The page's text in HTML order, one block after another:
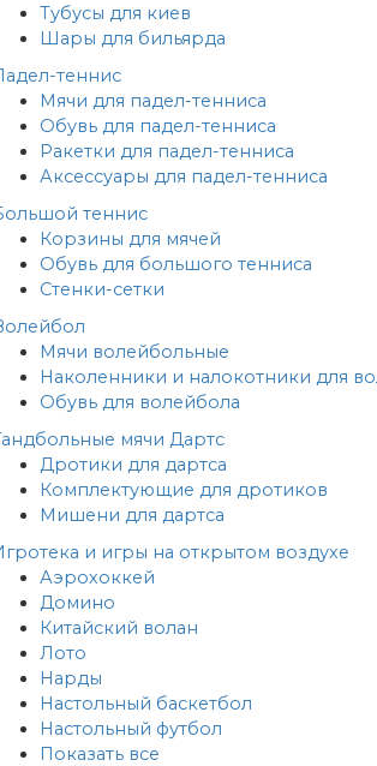
Тубусы для киев
Шары для бильярда
теннис
Мячи для падел-тенниса
Обувь для падел-тенниса
Ракетки для падел-тенниса
Аксессуары для падел-тенниса
теннис
Корзины для мячей
Обувь для большого тенниса
Стенки-сетки
Мячи волейбольные
Наколенники и налокотники для
Обувь для волейбола
мячи Дартс
Дротики для дартса
Комплектующие для дротиков
Мишени для дартса
и игры на открытом воздухе
Аэрохоккей
Домино
Китайский волан
Лото
Нарды
Настольный баскетбол
Настольный футбол
Показать все